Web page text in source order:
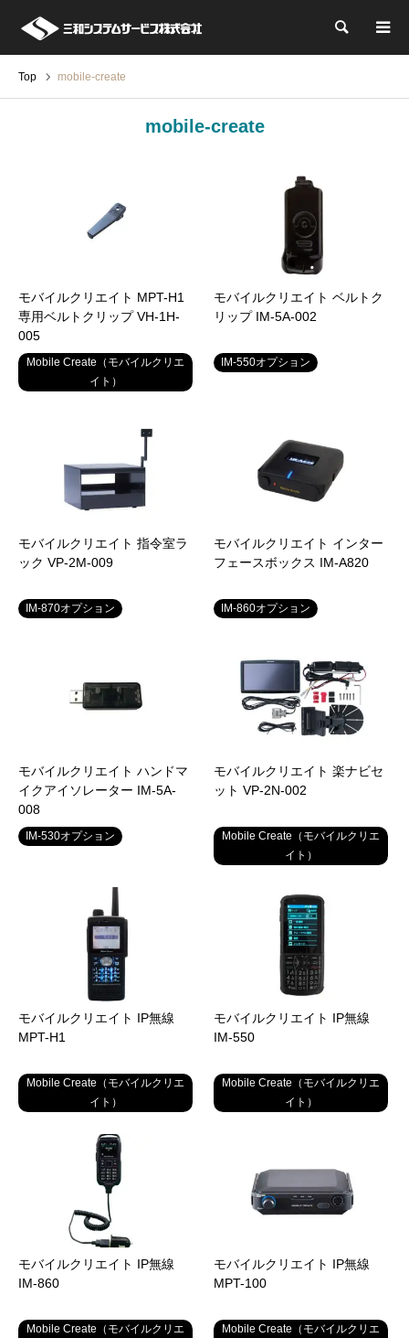
検索
Top mobile-create
mobile-create
モバイルクリエイト MPT-H1
専用ベルトクリップ VH-1H-
005
Mobile Create（モバイルクリエ
イト）
モバイルクリエイト ベルトク
リップ IM-5A-002
IM-550オプション
モバイルクリエイト 指令室ラ
ック VP-2M-009
IM-870オプション
モバイルクリエイト インター
フェースボックス IM-A820
IM-860オプション
モバイルクリエイト ハンドマ
イクアイソレーター IM-5A-
008
IM-530オプション
モバイルクリエイト 楽ナビセ
ット VP-2N-002
Mobile Create（モバイルクリエ
イト）
モバイルクリエイト IP無線
MPT-H1
Mobile Create（モバイルクリエ
イト）
モバイルクリエイト IP無線
IM-550
Mobile Create（モバイルクリエ
イト）
モバイルクリエイト IP無線
IM-860
Mobile Create（モバイルクリエ
モバイルクリエイト IP無線
MPT-100
Mobile Create（モバイルクリエ